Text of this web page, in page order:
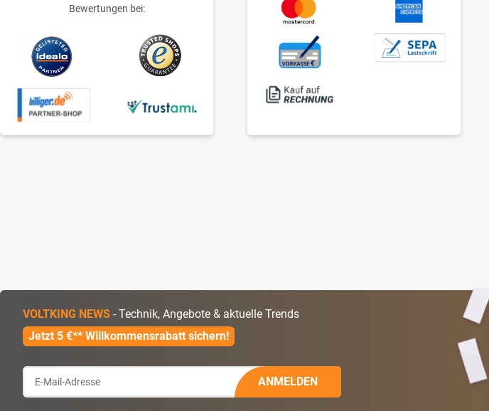
VOLTKING NEWS - Technik, Angebote & aktuelle Trends
Jetzt 5 €** Willkommensrabatt sichern!
ANMELDEN
Bewertungen bei: